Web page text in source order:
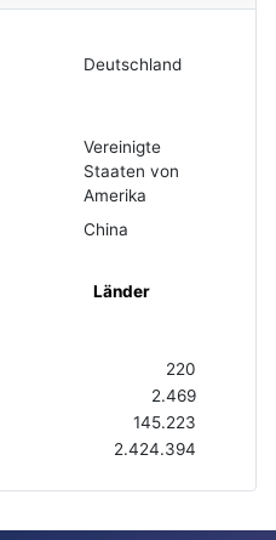
Deutschland
Vereinigte
Staaten von
Amerika
China
Länder
220
2.469
145.223
2.424.394